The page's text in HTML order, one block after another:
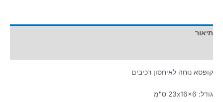
תיאור
קופסא נוחה לאיחסון רכיבים
גודל: 23x16x6 ס"מ